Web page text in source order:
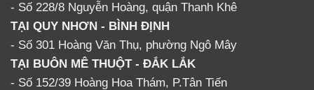
- Số 228/8 Nguyễn Hoàng, quận Thanh Khê
TẠI QUY NHƠN - BÌNH ĐỊNH
- Số 301 Hoàng Văn Thụ, phường Ngô Mây
TẠI BUÔN MÊ THUỘT - ĐẮK LẮK
- Số 152/39 Hoàng Hoa Thám, P.Tân Tiến